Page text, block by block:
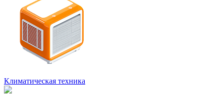
Климатическая техника